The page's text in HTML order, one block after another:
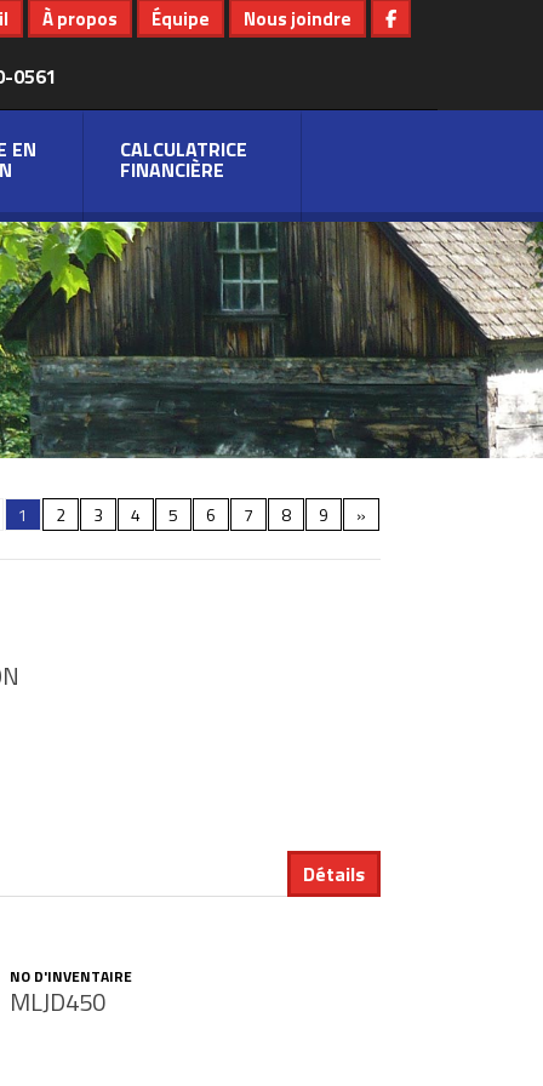
0561
À propos Équipe Nous joindre
EN CALCULATRICE
FINANCIÈRE
1 2 3 4 5 6 7 8 9 »
Détails
NO D'INVENTAIRE
MLJD450